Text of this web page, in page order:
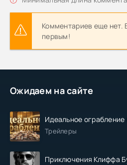
Ожидаем на сайте
Идеальное
Трейлеры
Приключения Клиффа
Комментариев еще нет.
первым!